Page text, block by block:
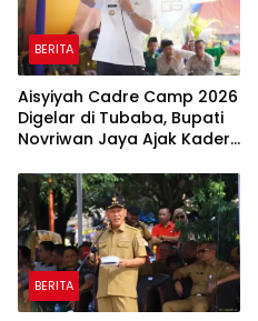
BERITA
Aisyiyah Cadre Camp 2026
Digelar di Tubaba, Bupati
Novriwan Jaya Ajak Kader
Pembangunan
BERITA